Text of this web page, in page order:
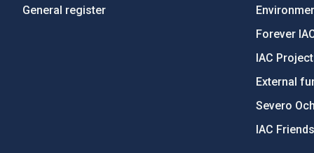
General register
Forever
IAC
External
Severo
IAC Friends